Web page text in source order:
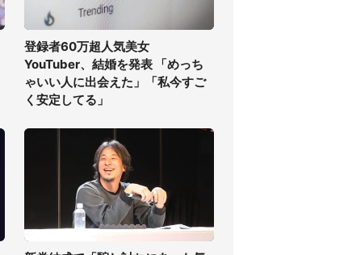
登録者60万超人気美女
YouTuber、結婚を発表 「めっち
ゃいい人に出会えた」「私今すご
く安定してる」